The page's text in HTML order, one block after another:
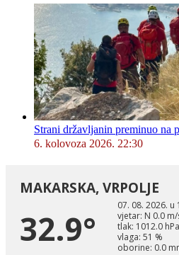
Strani državljanin preminuo na
6. kolovoza 2026. 22:30